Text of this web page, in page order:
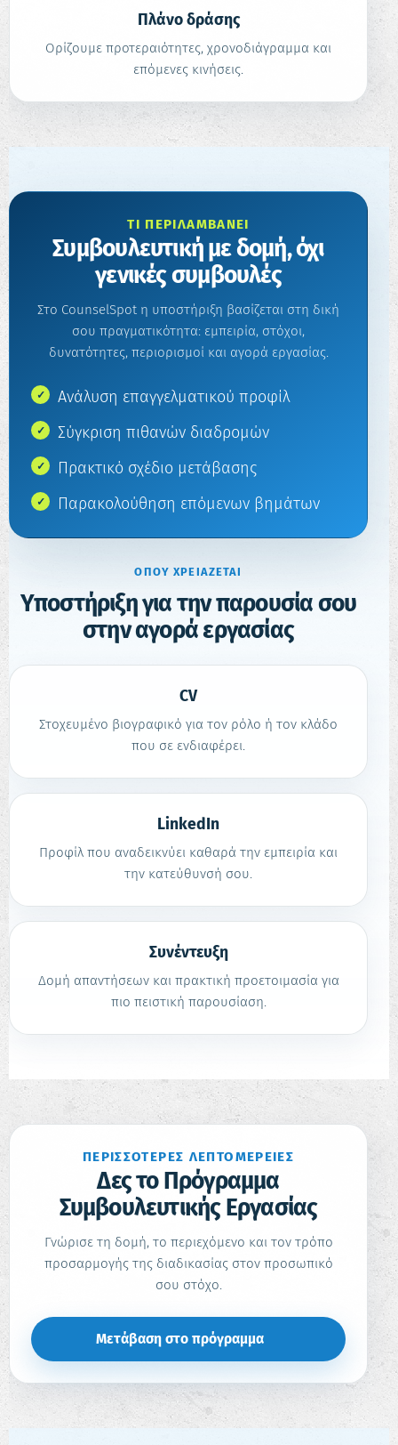
Πλάνο δράσης
Ορίζουμε προτεραιότητες, χρονοδιάγραμμα και
επόμενες κινήσεις.
ΤΙ ΠΕΡΙΛΑΜΒΆΝΕΙ
Συμβουλευτική με δομή, όχι
γενικές συμβουλές
Στο CounselSpot η υποστήριξη βασίζεται στη δική
σου πραγματικότητα: εμπειρία, στόχοι,
δυνατότητες, περιορισμοί και αγορά εργασίας.
Ανάλυση επαγγελματικού προφίλ
Σύγκριση πιθανών διαδρομών
Πρακτικό σχέδιο μετάβασης
Παρακολούθηση επόμενων βημάτων
ΌΠΟΥ ΧΡΕΙΆΖΕΤΑΙ
Υποστήριξη για την παρουσία σου
στην αγορά εργασίας
CV
Στοχευμένο βιογραφικό για τον ρόλο ή τον κλάδο
που σε ενδιαφέρει.
LinkedIn
Προφίλ που αναδεικνύει καθαρά την εμπειρία και
την κατεύθυνσή σου.
Συνέντευξη
Δομή απαντήσεων και πρακτική προετοιμασία για
πιο πειστική παρουσίαση.
ΠΕΡΙΣΣΌΤΕΡΕΣ ΛΕΠΤΟΜΈΡΕΙΕΣ
Δες το Πρόγραμμα
Συμβουλευτικής Εργασίας
Γνώρισε τη δομή, το περιεχόμενο και τον τρόπο
προσαρμογής της διαδικασίας στον προσωπικό
σου στόχο.
Μετάβαση στο πρόγραμμα↗